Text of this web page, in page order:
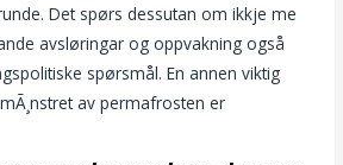
Det spørs dessutan om ikkje me
avsløringar og oppvakning også
spørsmål. En annen viktig
av permafrosten er